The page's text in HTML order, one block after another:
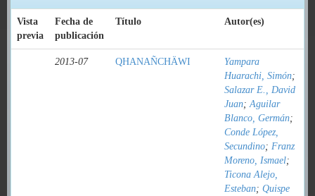
Vista
previa
Fecha de
publicación
Título Autor(es)
2013-07 QHANAÑCHÄWI
Yampara
Huarachi, Simón;
Salazar E., David
Juan;Aguilar
Blanco, Germán;
Conde López,
Secundino; Franz
Moreno, Ismael;
Ticona Alejo,
Esteban; Quispe